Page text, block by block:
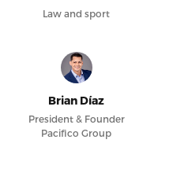
Law and sport
Brian Díaz
President & Founder
Pacifico Group